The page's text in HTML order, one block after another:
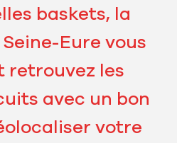
baskets, la
Eure vous
retrouvez les
avec un bon
votre